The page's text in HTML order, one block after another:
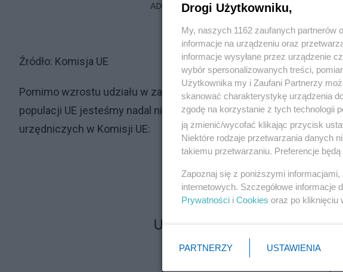
Źródło: Komisja UE
Pomimo wzrostu udziału w zatrudnieniu Polaków na średnich
populacji UE jesteśmy nadal niedoreprezentowani na średnich
urzędniczych w Komisji UE:
Drogi Użytkowniku,
My, naszych 1162 zaufanych partnerów
informacje na urządzeniu oraz
informacje wysyłane przez urządzenie
wybór spersonalizowanych treści,
Użytkownika my i Zaufani Partnerzy
skanować charakterystykę urządzenia
zgodę na korzystanie z tych technologii
ją zmienić/wycofać klikając przycisk
Niektóre rodzaje przetwarzania danych
takiemu przetwarzaniu. Preferencje
Zapoznaj się z poniższymi
internetowych. Szczegółowe
Prywatności i Cookies oraz po kliknięciu
PARTNERZY USTAWIENIA